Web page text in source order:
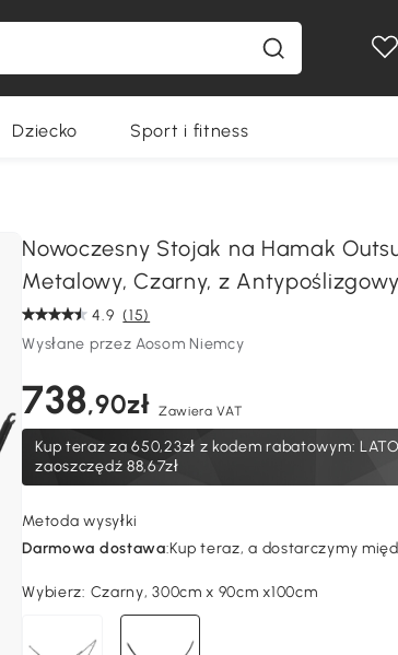
Dziecko Sport i fitness
Nowoczesny Stojak na Hamak
Metalowy, Czarny, z
4.9 (15)
Wysłane przez Aosom Niemcy
738,90zł Zawiera VAT
Kup teraz za650,23zł z kodem rabatowym:
zaoszczędź 88,67zł
Metoda wysyłki
Darmowa dostawa:Kup teraz, a dostarczymy
Wybierz: Czarny, 300cm x 90cm x100cm